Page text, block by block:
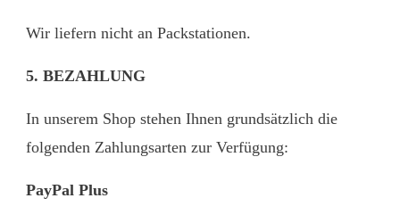
Wir liefern nicht an Packstationen.
5. BEZAHLUNG
In unserem Shop stehen Ihnen grundsätzlich die
folgenden Zahlungsarten zur Verfügung:
PayPal Plus